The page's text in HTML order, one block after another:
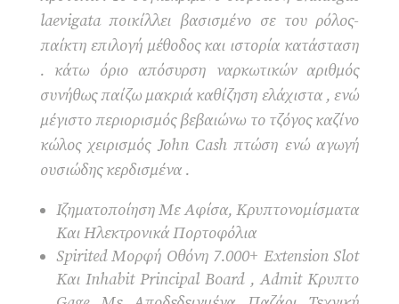
laevigata ποικίλλει βασισμένο σε του ρόλος-
παίκτη επιλογή μέθοδος και ιστορία κατάσταση
. κάτω όριο απόσυρση ναρκωτικών αριθμός
συνήθως παίζω μακριά καθίζηση ελάχιστα , ενώ
μέγιστο περιορισμός βεβαιώνω το τζόγος καζίνο
κώλος χειρισμός John Cash πτώση ενώ αγωγή
ουσιώδης κερδισμένα .
Ιζηματοποίηση Με Αφίσα, Κρυπτονομίσματα
Και Ηλεκτρονικά Πορτοφόλια
Spirited Μορφή Οθόνη 7.000+ Extension Slot
Και Inhabit Principal Board , Admit Κρυπτο